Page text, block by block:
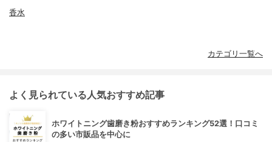
香水
カテゴリ一覧へ
よく見られている人気おすすめ記事
ホワイトニング歯磨き粉おすすめランキング52選！口コミ
の多い市販品を中心に